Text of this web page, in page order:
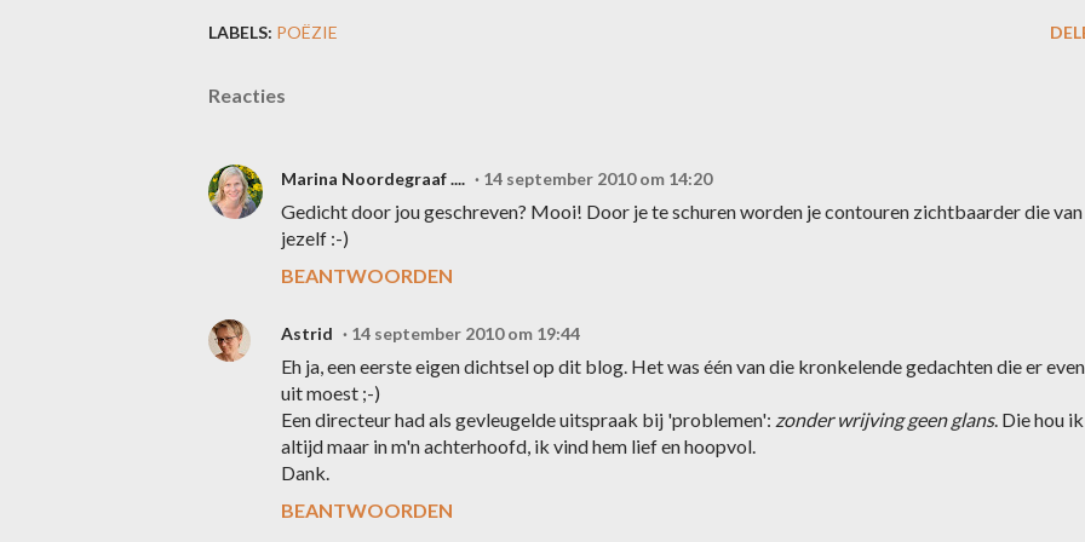
LABELS: POËZIE
Reacties
Marina Noordegraaf .... 14 september 2010 om 14:20
Gedicht door jou geschreven? Mooi! Door je te schuren worden je contouren zichtbaarder die van
jezelf :-)
BEANTWOORDEN
Astrid 14 september 2010 om 19:44
Eh ja, een eerste eigen dichtsel op dit blog. Het was één van die kronkelende gedachten die er even
uit moest ;-)
Een directeur had als gevleugelde uitspraak bij 'problemen': zonder wrijving geen glans. Die hou ik
altijd maar in m'n achterhoofd, ik vind hem lief en hoopvol.
Dank.
BEANTWOORDEN